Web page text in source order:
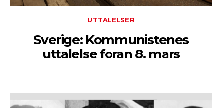
UTTALELSER
Sverige: Kommunistenes
uttalelse foran 8. mars